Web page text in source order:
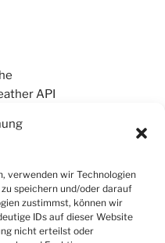
verwenden wir Technologien
speichern und/oder darauf
zustimmst, können wir
IDs auf dieser Website
nicht erteilst oder